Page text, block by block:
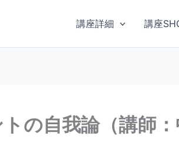
講座詳細 講座
の自我論（講師：